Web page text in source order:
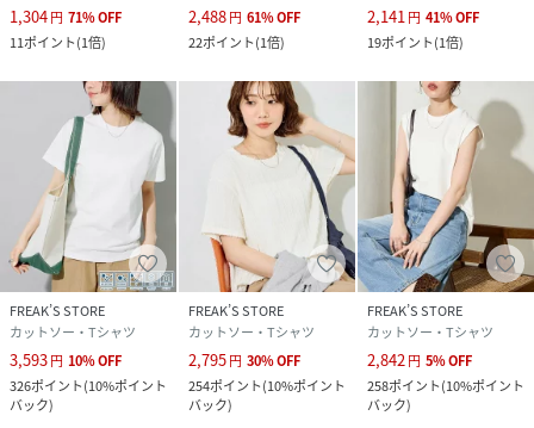
1,304円 71%OFF
11ポイント(1倍)
2,488円 61%OFF
22ポイント(1倍)
2,141 円 41%OFF
19ポイント(1倍)
FREAK’S STORE
カットソー・Tシャツ
3,593円 10%OFF
326ポイント(10%ポイント
バック)
FREAK’S STORE
カットソー・Tシャツ
2,795円 30%OFF
254ポイント(10%ポイント
バック)
FREAK’S STORE
カットソー・Tシャツ
2,842円 5%OFF
258ポイント(10%ポイント
バック)